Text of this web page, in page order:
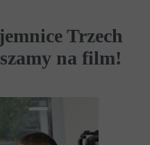
Trzech
na film!